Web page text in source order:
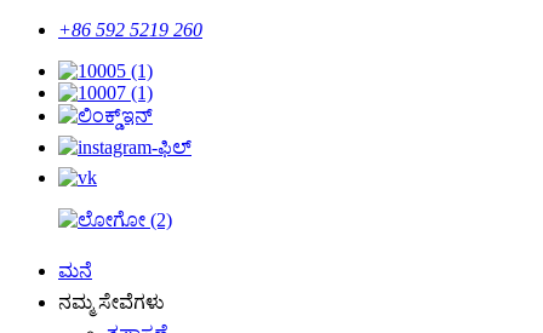
+86 592 5219 260
ಮನೆ
ನಮ್ಮ ಸೇವೆಗಳು